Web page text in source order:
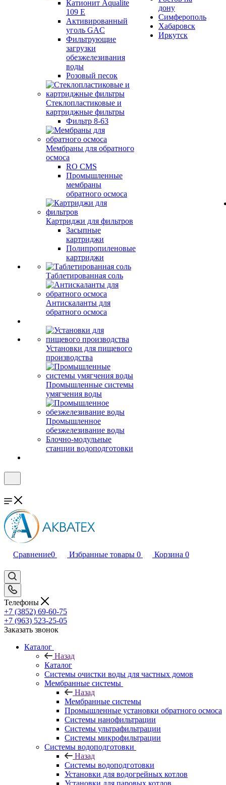
Катионит Aqualite
109 E
Активированный
уголь GAC
Фильтрующие
загрузки
обезжелезивания
воды
Розовый песок
Стеклопластиковые и
картриджные фильтры
Фильтр 8-63
Мембраны для обратного
осмоса
RO CMS
Промышленные
мембраны
обратного осмоса
Картриджи для фильтров
Засыпные
картриджи
Полипропиленовые
картриджи
Таблетированная соль
Антискаланты для
обратного осмоса
Установки для пищевого
производства
Промышленные системы
умягчения воды
Промышленное
обезжелезивание воды
Блочно-модульные
станции водоподготовки
дону
Симферополь
Хабаровск
Иркутск
Сравнение0 Избранные товары 0 Корзина 0
Телефоны
+7 (3852) 69-60-75
+7 (963) 523-25-05
Заказать звонок
Каталог
Назад
Каталог
Системы очистки воды для частных домов
Мембранные системы
Назад
Мембранные системы
Промышленные установки обратного осмоса
Системы нанофильтрации
Системы ультрафильтрации
Системы микрофильтрации
Системы водоподготовки
Назад
Системы водоподготовки
Установки для водогрейных котлов
Установки для паровых котлов